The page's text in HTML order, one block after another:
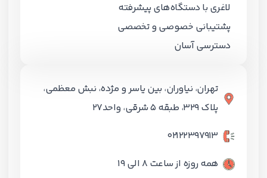
لاغری با دستگاه‌های پیشرفته
پشتیبانی خصوصی و تخصصی
دسترسی آسان
تهران، نیاوران، بین یاسر و مژده، نبش معظمی،
پلاک ۳۲۹، طبقه ۵ شرقی، واحد۲۷
۰۲۱۲۲۳۹۷۹۱۳
همه روزه از ساعت 8 الی 19